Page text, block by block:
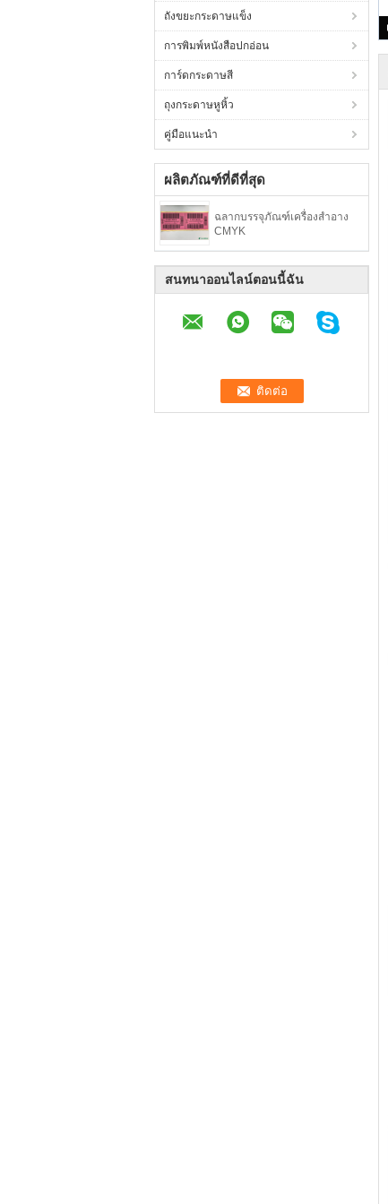
ถังขยะกระดาษแข็ง
การพิมพ์หนังสือปกอ่อน
การ์ดกระดาษสี
ถุงกระดาษหูหิ้ว
คู่มือแนะนำ
ผลิตภัณฑ์ที่ดีที่สุด
ฉลากบรรจุภัณฑ์เครื่องสำอาง
CMYK
สนทนาออนไลน์ตอนนี้ฉัน